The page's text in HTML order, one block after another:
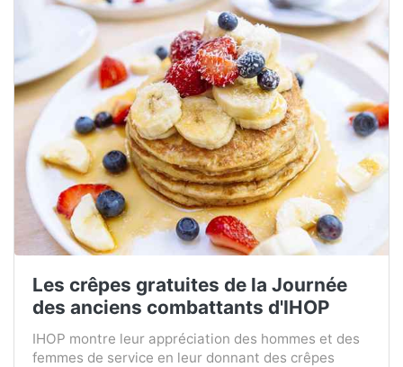
Les crêpes gratuites de la Journée
des anciens combattants d'IHOP
IHOP montre leur appréciation des hommes et des
femmes de service en leur donnant des crêpes